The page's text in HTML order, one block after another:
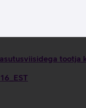
tootja